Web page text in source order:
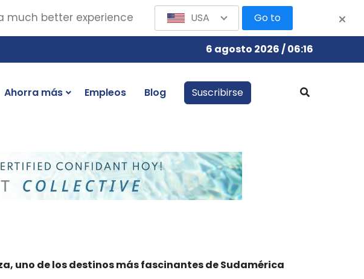
6 agosto 2026 / 06:16
Ahorra más Empleos Blog Suscribirse
uno de los destinos más fascinantes de Sudamérica
much better experience USA Go to